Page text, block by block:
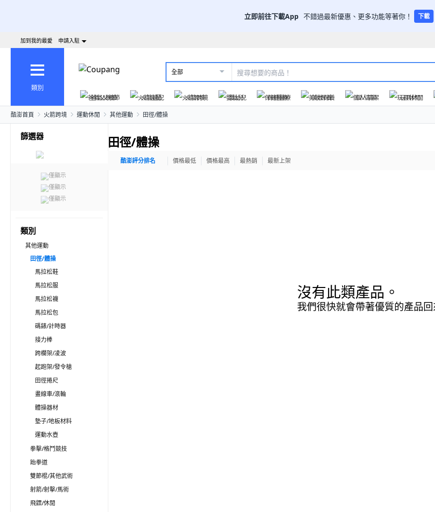
立即前往下載App 不錯過最新優惠、更多功能等著你！ 下載
加到我的最愛 申請入駐
類別
全部
爸氣父親節 火箭速配 火箭跨境 嬰幼兒 保健醫療 美妝保養 個人清潔 玩具休閒
酷澎首頁 火箭跨境 運動休閒 其他運動 田徑/體操
篩選器
僅顯示
僅顯示
僅顯示
類別
其他運動
田徑/體操
馬拉松鞋
馬拉松服
馬拉松襪
馬拉松包
碼錶/計時器
接力棒
跨欄架/凌波
起跑架/發令槍
田徑捲尺
畫線車/滾輪
體操器材
墊子/地板材料
運動水壺
拳擊/格鬥競技
跆拳道
雙節棍/其他武術
射箭/射擊/馬術
飛鏢/休閒
田徑/體操
酷澎評分排名 價格最低 價格最高 最熱銷 最新上架
沒有此類產品。
我們很快就會帶著優質的產品